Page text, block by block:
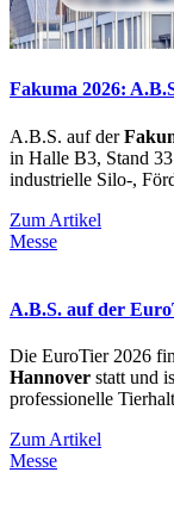
Fakuma 2026:
A.B.S. auf der
in Halle B3, Stand
industrielle Silo-,
Zum Artikel
Messe
A.B.S. auf der
Die EuroTier 2026
Hannover statt und
professionelle
Zum Artikel
Messe